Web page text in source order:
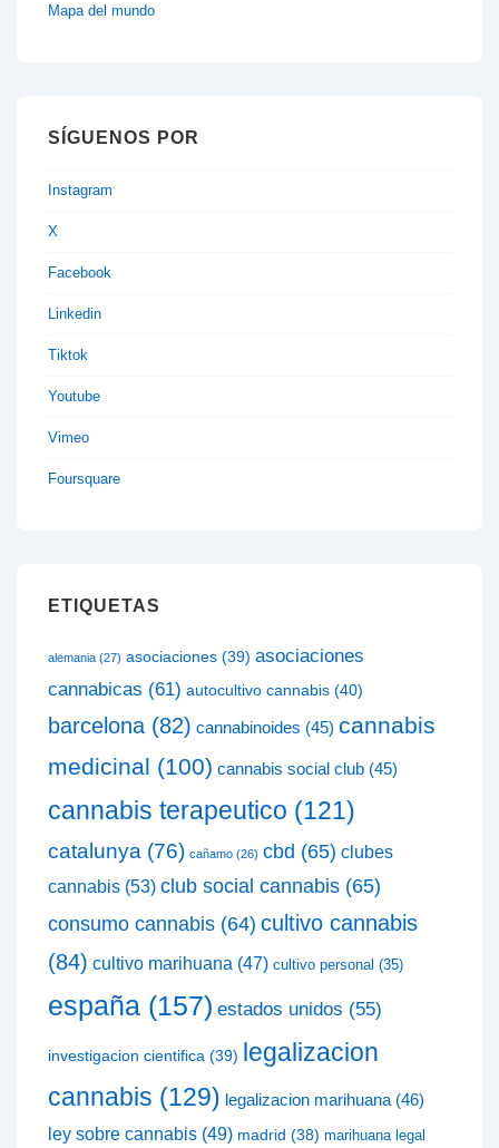
Mapa del mundo
SÍGUENOS POR
Instagram
X
Facebook
Linkedin
Tiktok
Youtube
Vimeo
Foursquare
ETIQUETAS
alemania (27) asociaciones (39) asociaciones
cannabicas (61) autocultivo cannabis (40)
barcelona (82) cannabinoides (45) cannabis
medicinal (100) cannabis social club (45)
cannabis terapeutico (121)
catalunya (76) cañamo (26) cbd (65) clubes
cannabis (53) club social cannabis (65)
consumo cannabis (64) cultivo cannabis
(84) cultivo marihuana (47) cultivo personal (35)
españa (157) estados unidos (55)
investigacion cientifica (39) legalizacion
cannabis (129) legalizacion marihuana (46)
ley sobre cannabis (49) madrid (38) marihuana legal